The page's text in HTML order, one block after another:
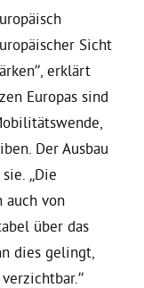
Sicht
erklärt
Europas sind
Der Ausbau
„Die
auch von
über das
dies gelingt,